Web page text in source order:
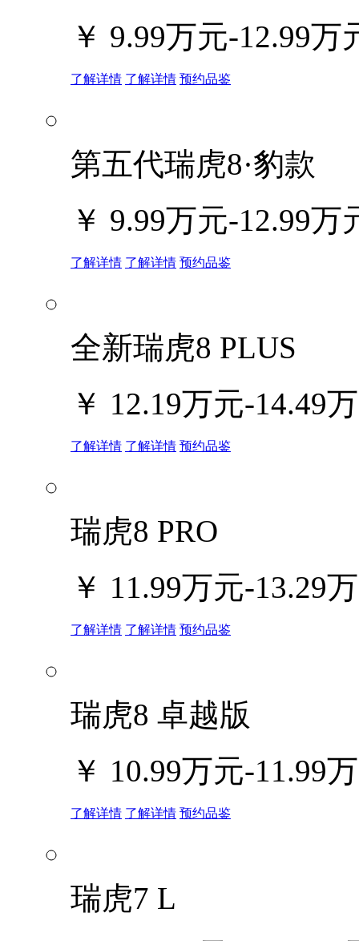
￥ 9.99万元-12.99万
了解详情 了解详情 预约品鉴
第五代瑞虎8·豹款
￥ 9.99万元-12.99万
了解详情 了解详情 预约品鉴
全新瑞虎8 PLUS
￥ 12.19万元-14.49
了解详情 了解详情 预约品鉴
瑞虎8 PRO
￥ 11.99万元-13.29
了解详情 了解详情 预约品鉴
瑞虎8 卓越版
￥ 10.99万元-11.99
了解详情 了解详情 预约品鉴
瑞虎7 L